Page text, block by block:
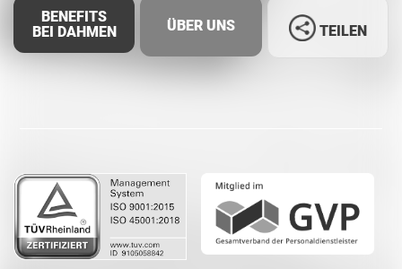
BENEFITS
BEI DAHMEN
ÜBER UNS TEILEN